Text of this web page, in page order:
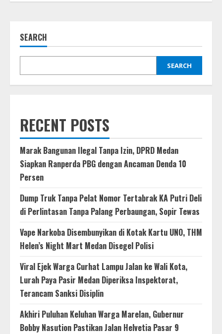
SEARCH
SEARCH
RECENT POSTS
Marak Bangunan Ilegal Tanpa Izin, DPRD Medan
Siapkan Ranperda PBG dengan Ancaman Denda 10
Persen
Dump Truk Tanpa Pelat Nomor Tertabrak KA Putri Deli
di Perlintasan Tanpa Palang Perbaungan, Sopir Tewas
Vape Narkoba Disembunyikan di Kotak Kartu UNO, THM
Helen’s Night Mart Medan Disegel Polisi
Viral Ejek Warga Curhat Lampu Jalan ke Wali Kota,
Lurah Paya Pasir Medan Diperiksa Inspektorat,
Terancam Sanksi Disiplin
Akhiri Puluhan Keluhan Warga Marelan, Gubernur
Bobby Nasution Pastikan Jalan Helvetia Pasar 9